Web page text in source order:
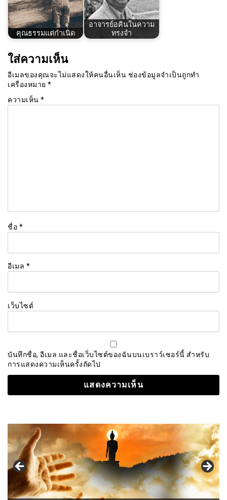
คุณธรรมแต่กำเนิด
อาจารย์อคินในความ
ทรงจำ
ใส่ความเห็น
อีเมลของคุณจะไม่แสดงให้คนอื่นเห็น ช่องข้อมูลจำเป็นถูกทำ
เครื่องหมาย *
ความเห็น *
ชื่อ *
อีเมล *
เว็บไซต์
บันทึกชื่อ, อีเมล และชื่อเว็บไซต์ของฉันบนเบราว์เซอร์นี้ สำหรับ
การแสดงความเห็นครั้งถัดไป